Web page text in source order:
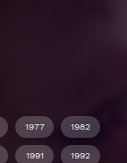
1977 1982
1991 1992